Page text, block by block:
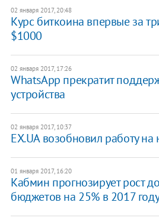
02 января 2017, 20:48
Курс биткоина впервые за
$1000
02 января 2017, 17:26
WhatsApp прекратит
устройства
02 января 2017, 10:37
EX.UA возобновил работу
01 января 2017, 16:20
Кабмин прогнозирует рост
бюджетов на 25% в 2017